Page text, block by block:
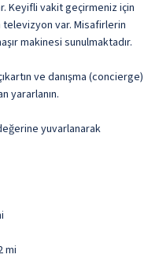
Keyifli vakit geçirmeniz için
var. Misafirlerin
makinesi sunulmaktadır.
ve danışma (concierge)
yararlanın.
yuvarlanarak
mi